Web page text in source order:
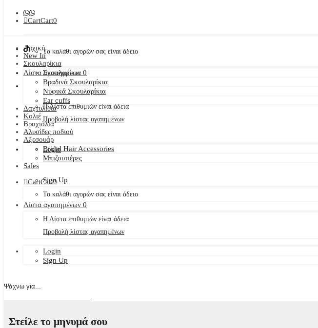
CartCart0
Το καλάθι αγορών σας είναι άδειο
Λίστα αγαπημένων 0
Η Λίστα επιθυμιών είναι άδεια
Προβολή λίστας αγαπημένων
Login
Sign Up
Αρχική
New In
Σκουλαρίκια
Σκουλαρίκια
Βραδινά Σκουλαρίκια
Νυφικά Σκουλαρίκια
Ear cuffs
Δαχτυλίδια
Κολιέ
Βραχιόλια
Αλυσίδες ποδιού
Αξεσουάρ
Bridal Hair Accessories
Μπιζουτιέρες
Sales
CartCart0
Το καλάθι αγορών σας είναι άδειο
Λίστα αγαπημένων 0
Η Λίστα επιθυμιών είναι άδεια
Προβολή λίστας αγαπημένων
Login
Sign Up
Στείλε το μηνυμά σου